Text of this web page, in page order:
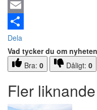
Email
Dela
Vad tycker du om
Bra: 0 Dåligt: 0
Fler